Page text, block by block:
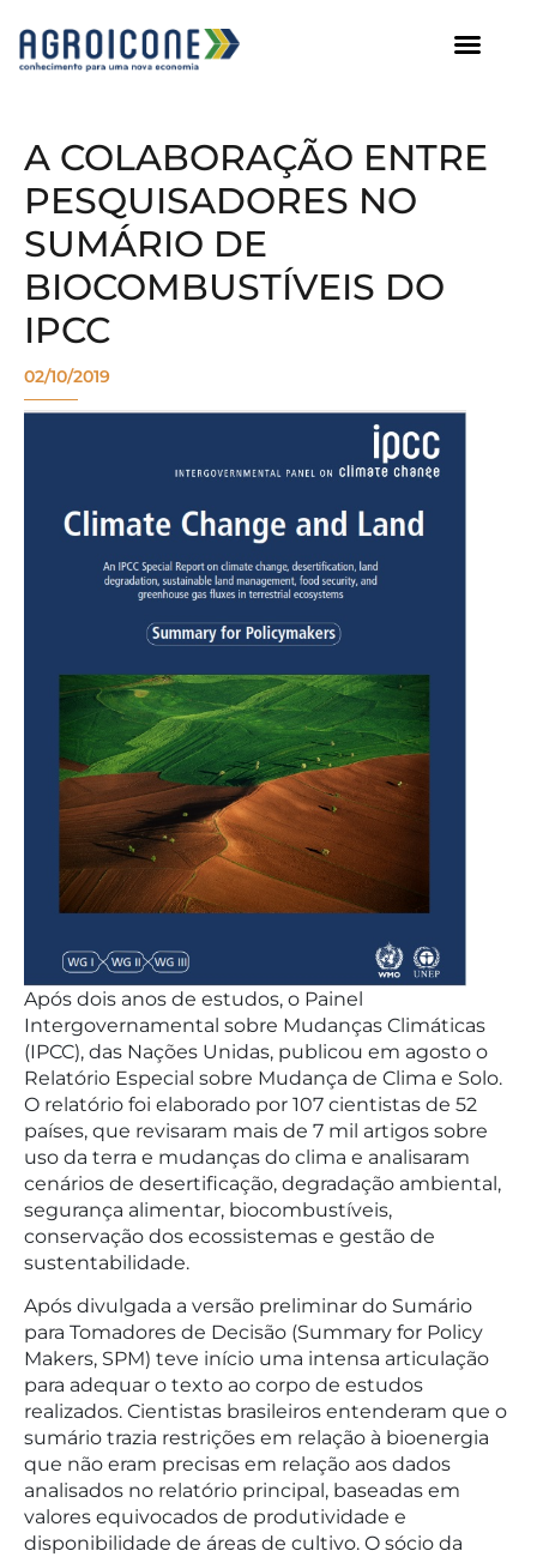
A COLABORAÇÃO ENTRE
PESQUISADORES NO
SUMÁRIO DE
BIOCOMBUSTÍVEIS DO
IPCC
02/10/2019
Após dois anos de estudos, o Painel
Intergovernamental sobre Mudanças Climáticas
(IPCC), das Nações Unidas, publicou em agosto o
Relatório Especial sobre Mudança de Clima e Solo.
O relatório foi elaborado por 107 cientistas de 52
países, que revisaram mais de 7 mil artigos sobre
uso da terra e mudanças do clima e analisaram
cenários de desertificação, degradação ambiental,
segurança alimentar, biocombustíveis,
conservação dos ecossistemas e gestão de
sustentabilidade.
Após divulgada a versão preliminar do Sumário
para Tomadores de Decisão (Summary for Policy
Makers, SPM) teve início uma intensa articulação
para adequar o texto ao corpo de estudos
realizados. Cientistas brasileiros entenderam que o
sumário trazia restrições em relação à bioenergia
que não eram precisas em relação aos dados
analisados no relatório principal, baseadas em
valores equivocados de produtividade e
disponibilidade de áreas de cultivo. O sócio da